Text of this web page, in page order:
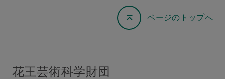
ページのトップへ
花王芸術科学財団